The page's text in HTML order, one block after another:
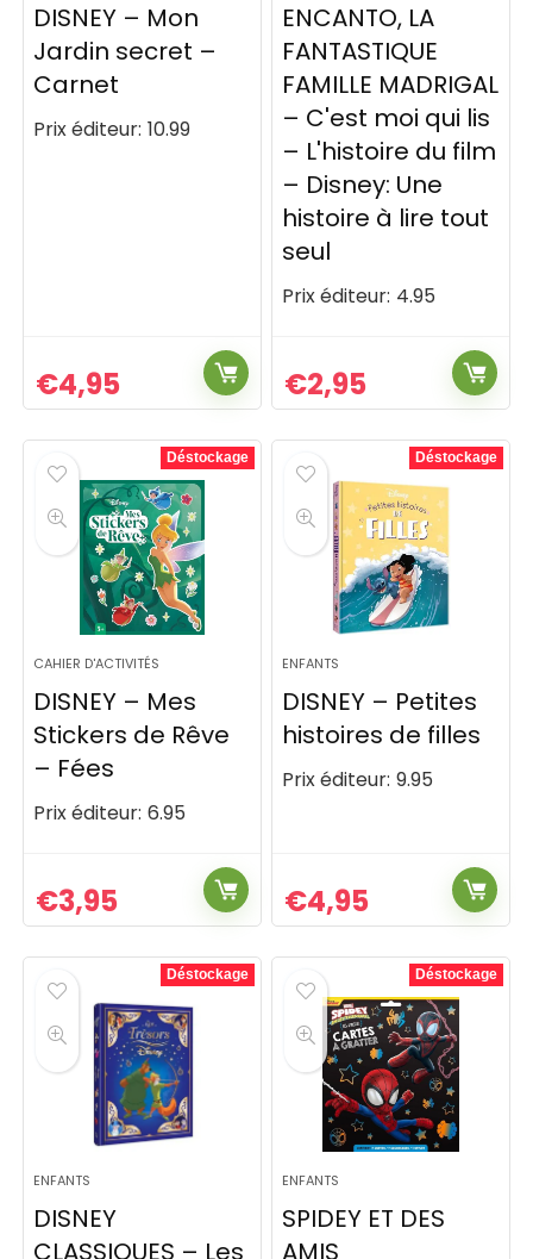
DISNEY – Mon
Jardin secret –
Carnet
Prix éditeur: 10.99
€4,95
ENCANTO, LA
FANTASTIQUE
FAMILLE MADRIGAL
– C'est moi qui lis
– L'histoire du film
– Disney: Une
histoire à lire tout
seul
Prix éditeur: 4.95
€2,95
Déstockage
CAHIER D'ACTIVITÉS
DISNEY – Mes
Stickers de Rêve
– Fées
Prix éditeur: 6.95
€3,95
Déstockage
ENFANTS
DISNEY – Petites
histoires de filles
Prix éditeur: 9.95
€4,95
Déstockage
ENFANTS
DISNEY
CLASSIQUES – Les
Déstockage
ENFANTS
SPIDEY ET DES
AMIS